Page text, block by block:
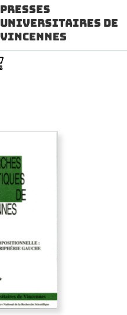
Presses
Universitaires de
Vincennes